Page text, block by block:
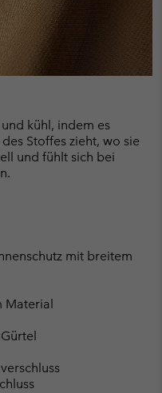
kühl, indem es
Stoffes zieht, wo sie
und fühlt sich bei
mit breitem
Material